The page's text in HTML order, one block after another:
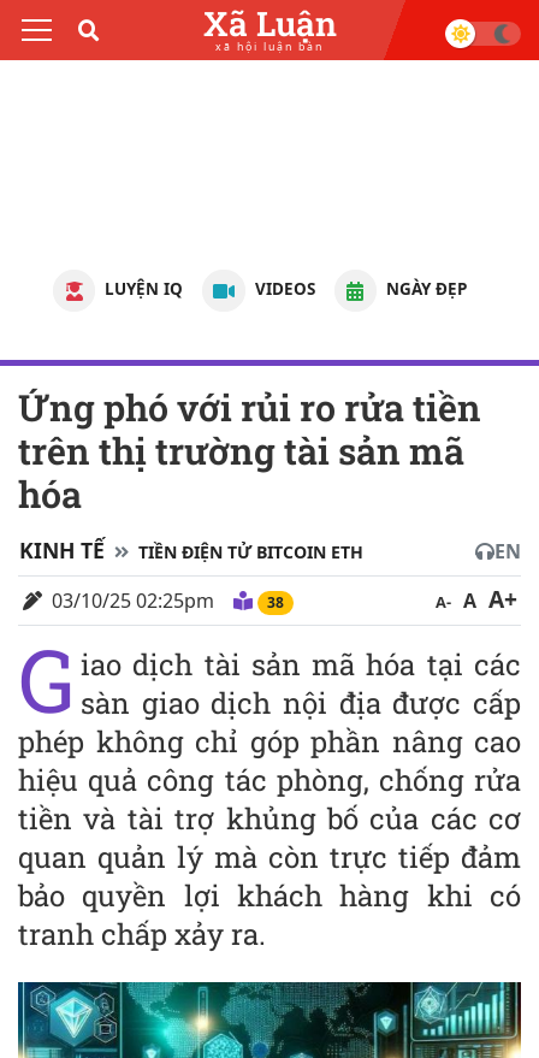
Xã Luận
xã hội luận bàn
LUYỆN IQ VIDEOS NGÀY ĐẸP
Ứng phó với rủi ro rửa tiền
trên thị trường tài sản mã
hóa
KINH TẾ TIỀN ĐIỆN TỬ BITCOIN ETH
EN
03/10/25 02:25pm
38 A- A A+
G iao dịch tài sản mã hóa tại các
sàn giao dịch nội địa được cấp
phép không chỉ góp phần nâng cao
hiệu quả công tác phòng, chống rửa
tiền và tài trợ khủ‌ng b‌ố của các cơ
quan quản lý mà còn trực tiếp đảm
bảo quyền lợi khách hàng khi có
tranh chấp xảy ra.